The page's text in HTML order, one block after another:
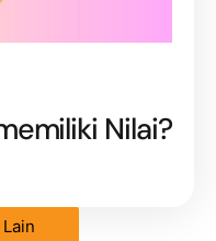
Nilai?